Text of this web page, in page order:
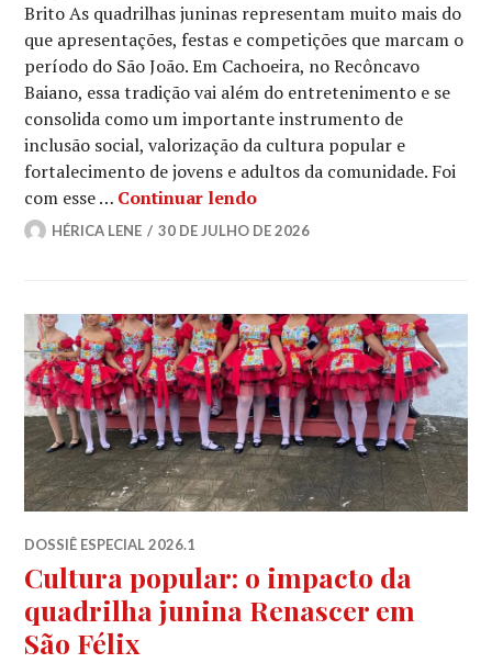
Brito As quadrilhas juninas representam muito mais do
que apresentações, festas e competições que marcam o
período do São João. Em Cachoeira, no Recôncavo
Baiano, essa tradição vai além do entretenimento e se
consolida como um importante instrumento de
inclusão social, valorização da cultura popular e
fortalecimento de jovens e adultos da comunidade. Foi
com esse … Continuar lendoEntre passos e tradição:
HÉRICA LENE 30 DE JULHO DE 2026
DOSSIÊ ESPECIAL 2026.1
Cultura popular: o impacto da
quadrilha junina Renascer em
São Félix